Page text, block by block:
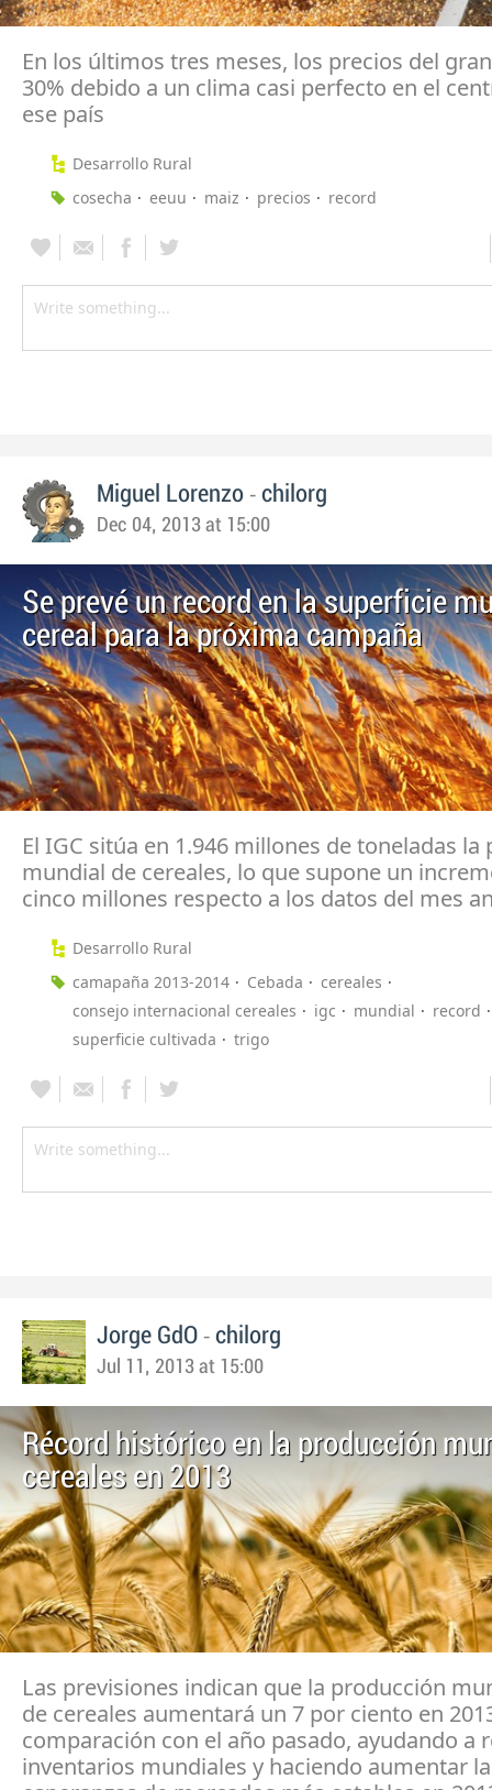
En los últimos tres meses, los precios del
30% debido a un clima casi perfecto en el
ese país
Desarrollo Rural
cosecha
eeuu maiz precios record
Miguel Lorenzo - chilorg
Dec 04, 2013 at 15:00
Se prevé un record en la superficie
cereal para la próxima campaña
El IGC sitúa en 1.946 millones de toneladas
mundial de cereales, lo que supone un
cinco millones respecto a los datos del mes
Desarrollo Rural
camapaña 2013-2014
Cebada
cereales
consejo internacional cereales
igc mundial
record
superficie cultivada
trigo
Jorge GdO - chilorg
Jul 11, 2013 at 15:00
Récord histórico en la producción
cereales en 2013
Las previsiones indican que la producción
de cereales aumentará un 7 por ciento en
comparación con el año pasado, ayudando a
inventarios mundiales y haciendo aumentar